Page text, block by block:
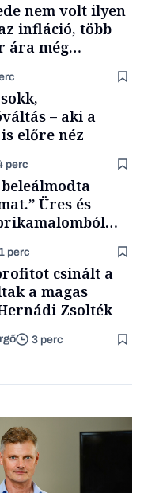
nem volt ilyen
infláció, több
ára még
csökken is
– aki a
előre néz
perc
Üres és
családi
perc
csinált a
a magas
Zsolték
3 perc